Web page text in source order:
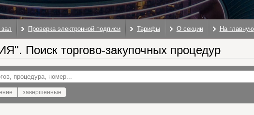
Проверка электронной подписи Тарифы О секции На главную
Поиск торгово-закупочных процедур
завершенные